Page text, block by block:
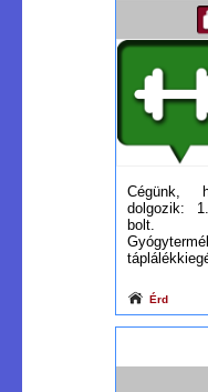
Cégünk,
dolgozik:
bolt.
Érd